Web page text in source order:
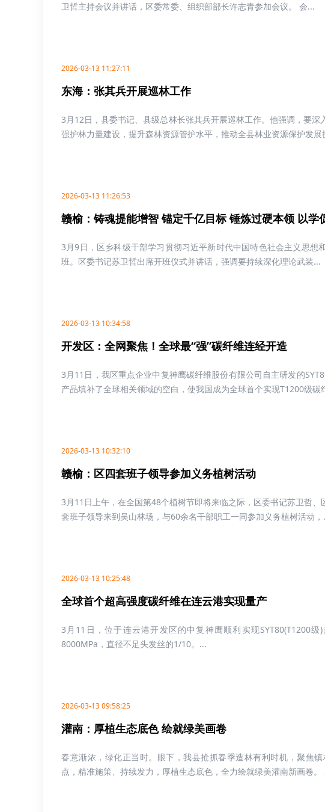
卫哲主持会议并讲话，区委常委、组织部部长许志青参加会议。 会...
2026-03-13 11:27:11
东海：张其兵开展巡林工作
3月12日，县委书记、县级总林长张其兵开展巡林工作。他强调，要
强护林力量建设，提升森林资源管护水平，推动全县林业资源保护发展
2026-03-13 11:26:53
赣榆：铸魂提能增智 锚定千亿目标 锤炼过硬本领 以
3月9日，区乡科级干部学习贯彻习近平新时代中国特色社会主义思想
班。区委书记苏卫哲出席开班仪式并讲话，强调要持续深化理论武装...
2026-03-13 10:34:58
开发区：全网聚焦！全球最“强”碳纤维连经开造
3月11日，我区重点企业中复神鹰碳纤维股份有限公司自主研发的
产品填补了全球相关领域的空白，使我国成为全球首个实现T1200级碳
2026-03-13 10:32:10
赣榆：区四套班子领导参加义务植树活动
3月11日上午，在全国第48个植树节即将来临之际，区委书记苏卫哲
套班子领导来到吴山林场，与60余名干部职工一同参加义务植树活动，
2026-03-13 10:25:48
全球首个超高强度碳纤维在连云港实现量产
3月11日，位于连云港开发区的中复神鹰顺利实现SYT80(T1200
8000MPa，直径不足头发丝的1/10。...
2026-03-13 09:58:25
灌南：厚植生态底色 绘就绿美画卷
春意渐浓，绿化正当时。眼下，我县抢抓春季造林有利时机，聚焦
点，精准施策、持续发力，厚植生态底色，全力绘就绿美灌南新画卷。